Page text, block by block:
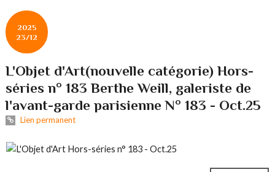
2025
23/12
L'Objet d'Art(nouvelle catégorie) Hors-
séries n° 183 Berthe Weill, galeriste de
l'avant-garde parisienne N° 183 - Oct.25
Lien permanent